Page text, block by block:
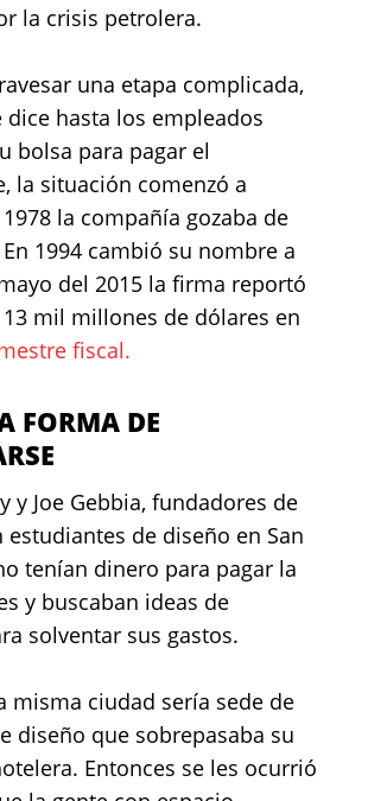
la crisis petrolera.
una etapa complicada,
dice hasta los empleados
bolsa para pagar el
la situación comenzó a
la compañía gozaba de
1994 cambió su nombre a
mayo del 2015 la firma reportó
mil millones de dólares en
fiscal.
FORMA DE
y Joe Gebbia, fundadores de
estudiantes de diseño en San
tenían dinero para pagar la
y buscaban ideas de
solventar sus gastos.
misma ciudad sería sede de
diseño que sobrepasaba su
Entonces se les ocurrió